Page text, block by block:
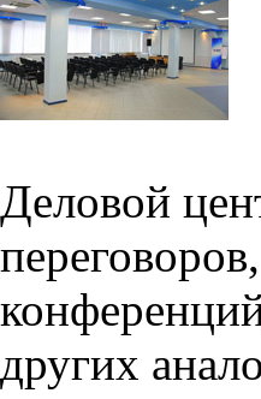
Деловой
других